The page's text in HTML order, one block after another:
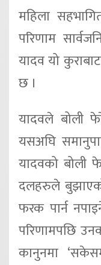
महिला
परिणाम
यादव यो
छ ।
यादवले बोली
यसअघि
यादवको बोली
दलहरुले
फरक पार्न
परिणामपछि
कानुनमा